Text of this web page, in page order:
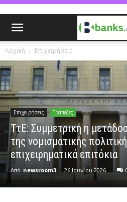
Αρχική Επιχειρήσεις
Επιχειρήσεις Τράπεζες
ΤτΕ: Συμμετρική η
της νομισματικής
επιχειρηματικά επιτόκια
Από newsroom3 - 26 Ιουνίου 2026